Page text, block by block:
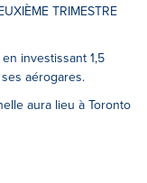
TRIMESTRE
investissant 1,5
aérogares.
aura lieu à Toronto